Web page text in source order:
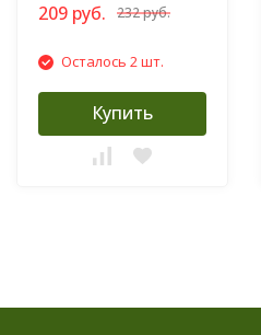
209 руб. 232 руб.
Осталось 2 шт.
Купить